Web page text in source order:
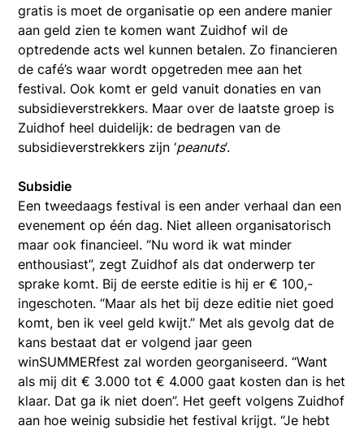
gratis is moet de organisatie op een andere manier
aan geld zien te komen want Zuidhof wil de
optredende acts wel kunnen betalen. Zo financieren
de café’s waar wordt opgetreden mee aan het
festival. Ook komt er geld vanuit donaties en van
subsidieverstrekkers. Maar over de laatste groep is
Zuidhof heel duidelijk: de bedragen van de
subsidieverstrekkers zijn ‘peanuts‘.
Subsidie
Een tweedaags festival is een ander verhaal dan een
evenement op één dag. Niet alleen organisatorisch
maar ook financieel. “Nu word ik wat minder
enthousiast”, zegt Zuidhof als dat onderwerp ter
sprake komt. Bij de eerste editie is hij er € 100,-
ingeschoten. “Maar als het bij deze editie niet goed
komt, ben ik veel geld kwijt.” Met als gevolg dat de
kans bestaat dat er volgend jaar geen
winSUMMERfest zal worden georganiseerd. “Want
als mij dit € 3.000 tot € 4.000 gaat kosten dan is het
klaar. Dat ga ik niet doen”. Het geeft volgens Zuidhof
aan hoe weinig subsidie het festival krijgt. “Je hebt